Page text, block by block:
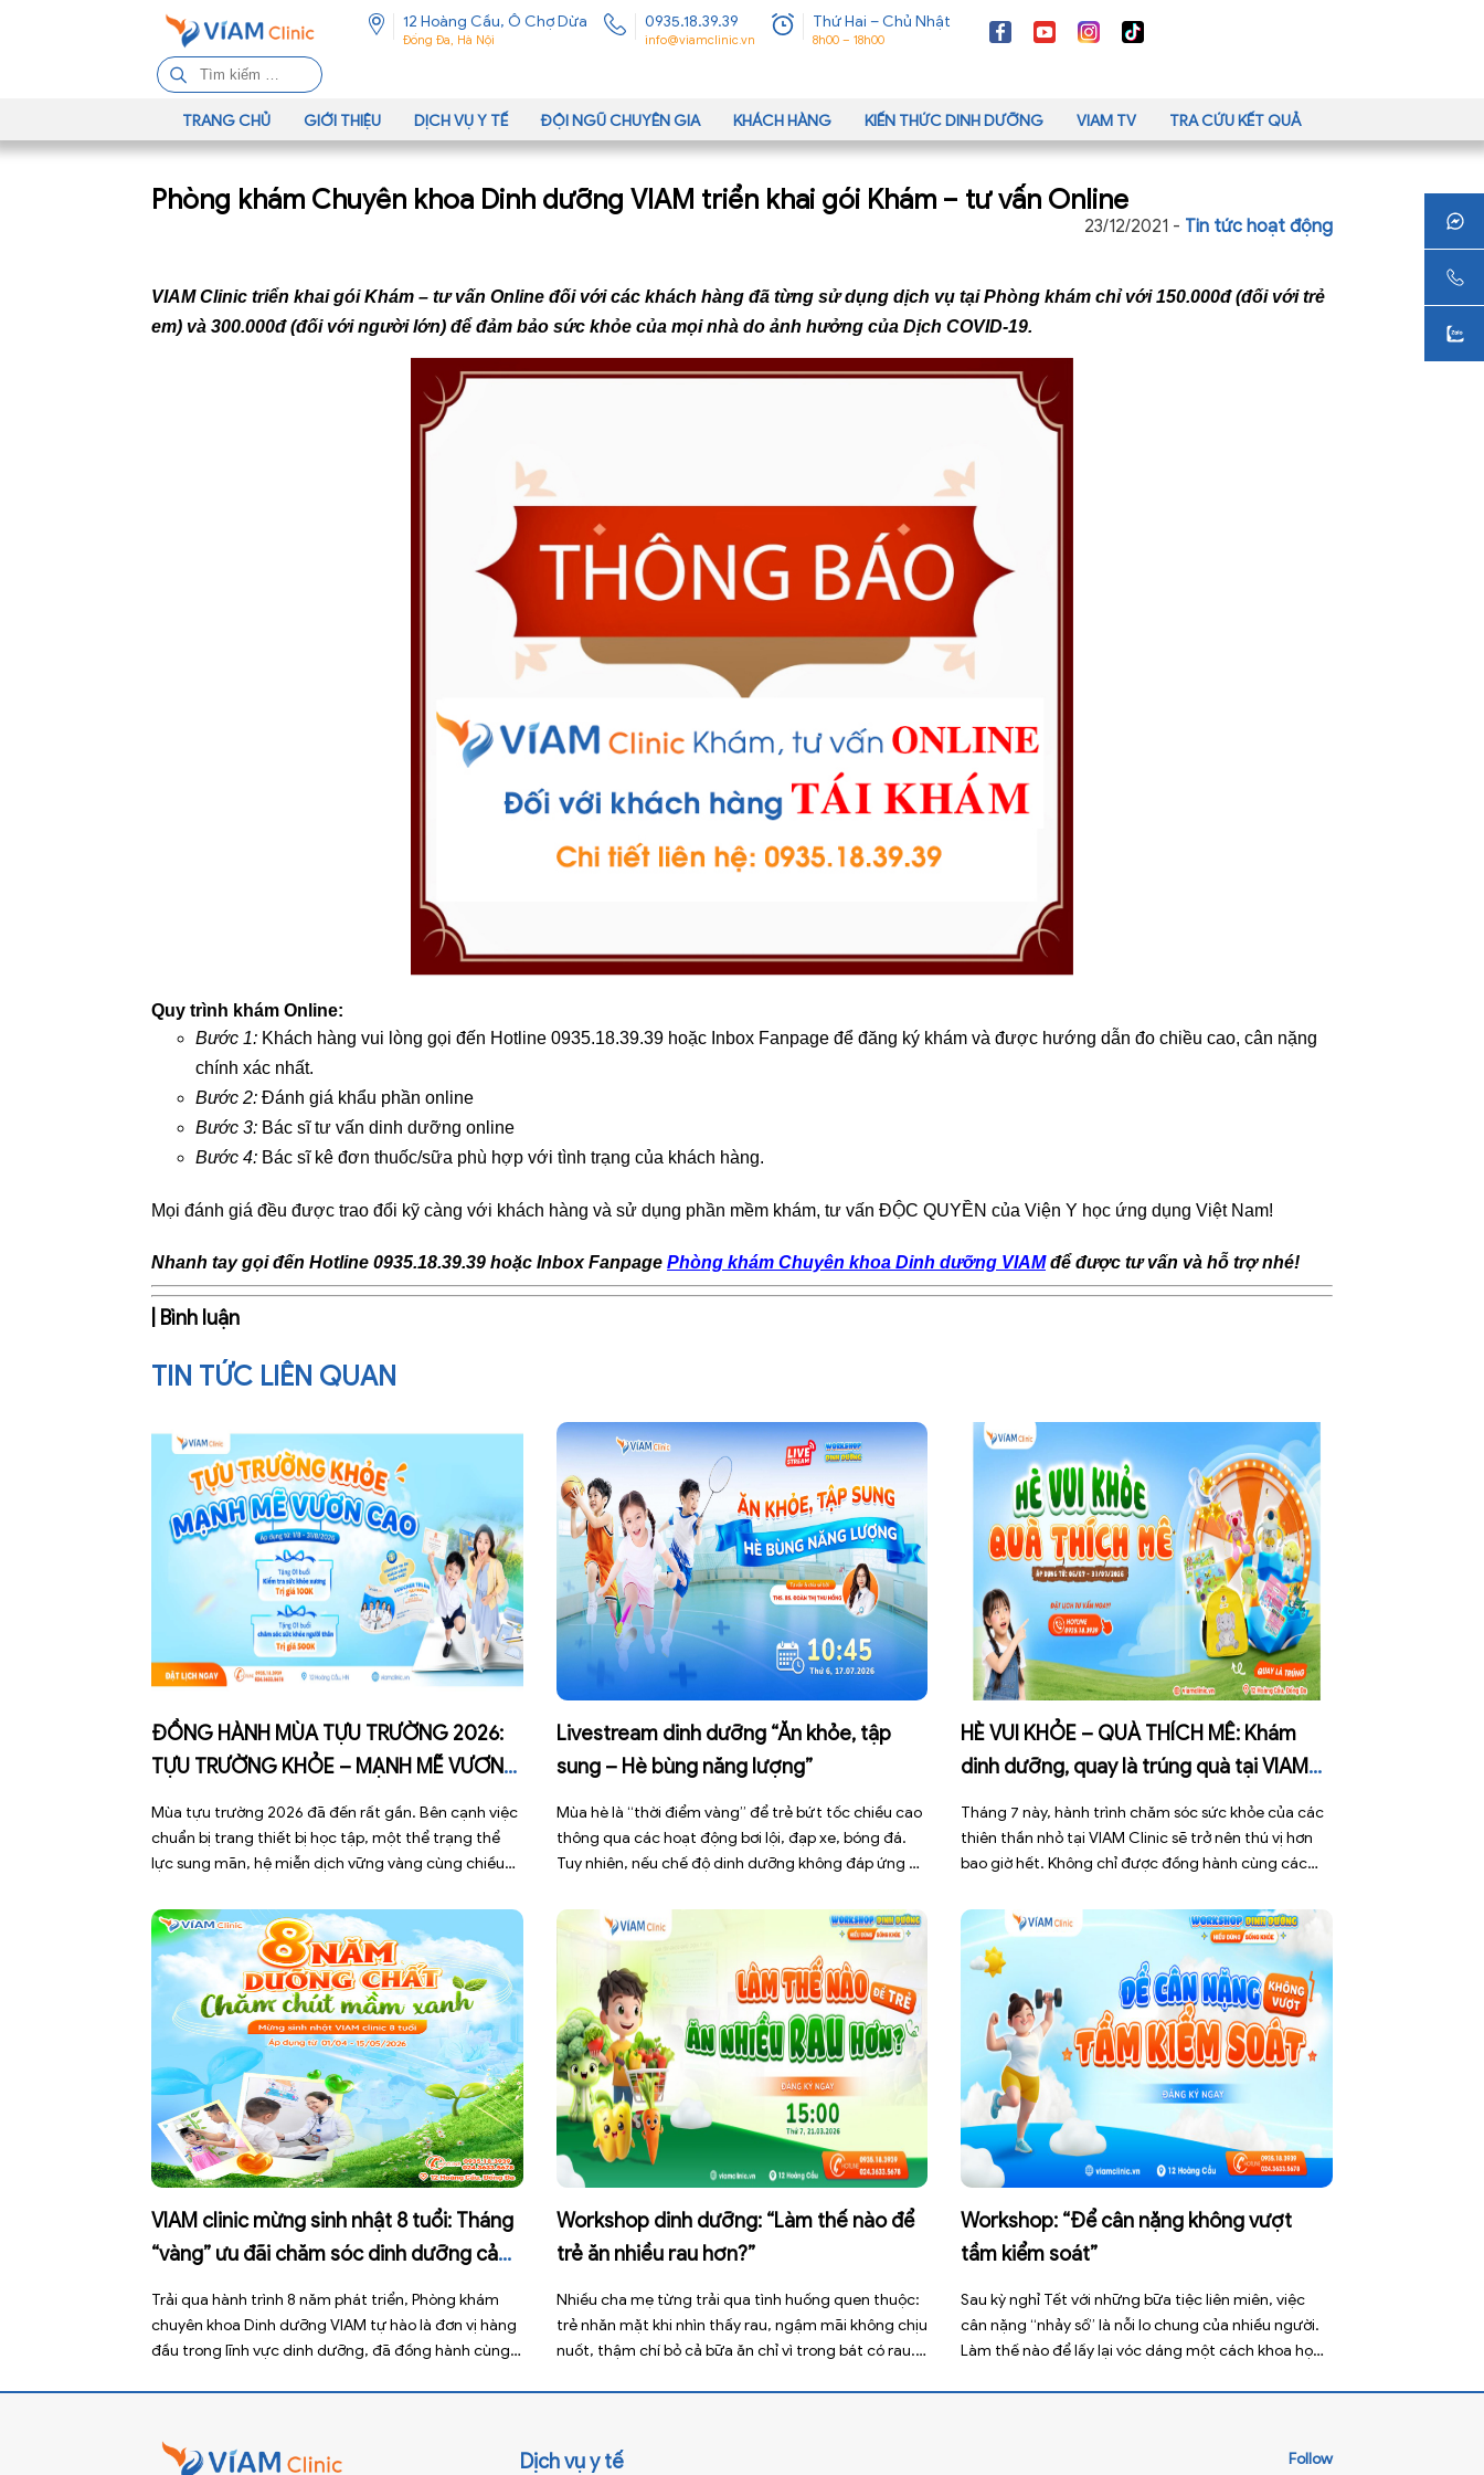
12 Hoàng Cầu, Ô Chợ Dừa
Đống Đa, Hà Nội
0935.18.39.39
info@viamclinic.vn
Thứ Hai – Chủ Nhật
8h00 – 18h00
ì
m
k
ế
o
:
TRANG CHỦ GIỚI THIỆU DỊCH VỤ Y TẾ ĐỘI NGŨ CHUYÊN GIA KHÁCH HÀNG KIẾN THỨC DINH DƯỠNG VIAM TV TRA CỨU KẾT QUẢ
Phòng khám Chuyên khoa Dinh dưỡng VIAM triển khai gói Khám – tư vấn Online
23/12/2021 - Tin tức hoạt động
VIAM Clinic triển khai gói Khám – tư vấn Online đối với các khách hàng đã từng sử dụng dịch vụ tại Phòng khám chỉ với 150.000đ (đối với trẻ
em) và 300.000đ (đối với người lớn) để đảm bảo sức khỏe của mọi nhà do ảnh hưởng của Dịch COVID-19.
Quy trình khám Online:
Bước 1: Khách hàng vui lòng gọi đến Hotline 0935.18.39.39 hoặc Inbox Fanpage để đăng ký khám và được hướng dẫn đo chiều cao, cân nặng
chính xác nhất.
Bước 2: Đánh giá khẩu phần online
Bước 3: Bác sĩ tư vấn dinh dưỡng online
Bước 4: Bác sĩ kê đơn thuốc/sữa phù hợp với tình trạng của khách hàng.
Mọi đánh giá đều được trao đổi kỹ càng với khách hàng và sử dụng phần mềm khám, tư vấn ĐỘC QUYỀN của Viện Y học ứng dụng Việt Nam!
Nhanh tay gọi đến Hotline 0935.18.39.39 hoặc Inbox Fanpage Phòng khám Chuyên khoa Dinh dưỡng VIAMđể được tư vấn và hỗ trợ nhé!
| Bình luận
TIN TỨC LIÊN QUAN
ĐỒNG HÀNH MÙA TỰU TRƯỜNG 2026:
TỰU TRƯỜNG KHỎE – MẠNH MẼ VƯƠN
Mùa tựu trường 2026 đã đến rất gần. Bên cạnh việc
chuẩn bị trang thiết bị học tập, một thể trạng thể
lực sung mãn, hệ miễn dịch vững vàng cùng chiều
giúp các con tự tin bước vào năm học mới. Nhằm
đồng hành […]
Livestream dinh dưỡng “Ăn khỏe, tập
sung – Hè bùng năng lượng”
Mùa hè là “thời điểm vàng” để trẻ bứt tốc chiều cao
thông qua các hoạt động bơi lội, đạp xe, bóng đá.
Tuy nhiên, nếu chế độ dinh dưỡng không đáp ứng đủ
“đói năng lượng ngầm” – dẫn đến nhanh mệt, đuối
HÈ VUI KHỎE – QUÀ THÍCH MÊ: Khám
dinh dưỡng, quay là trúng quà tại VIAM
Tháng 7 này, hành trình chăm sóc sức khỏe của các
thiên thần nhỏ tại VIAM Clinic sẽ trở nên thú vị hơn
bao giờ hết. Không chỉ được đồng hành cùng các
thể chất, các bé còn được tham gia chương trình ưu
[…]
VIAM clinic mừng sinh nhật 8 tuổi: Tháng
“vàng” ưu đãi chăm sóc dinh dưỡng cả
gia đình
Trải qua hành trình 8 năm phát triển, Phòng khám
chuyên khoa Dinh dưỡng VIAM tự hào là đơn vị hàng
đầu trong lĩnh vực dinh dưỡng, đã đồng hành cùng
Workshop dinh dưỡng: “Làm thế nào để
trẻ ăn nhiều rau hơn?”
Nhiều cha mẹ từng trải qua tình huống quen thuộc:
trẻ nhăn mặt khi nhìn thấy rau, ngậm mãi không chịu
nuốt, thậm chí bỏ cả bữa ăn chỉ vì trong bát có rau.
Workshop: “Để cân nặng không vượt
tầm kiểm soát”
Sau kỳ nghỉ Tết với những bữa tiệc liên miên, việc
cân nặng “nhảy số” là nỗi lo chung của nhiều người.
Làm thế nào để lấy lại vóc dáng một cách khoa học
Dịch vụ y tế Follow